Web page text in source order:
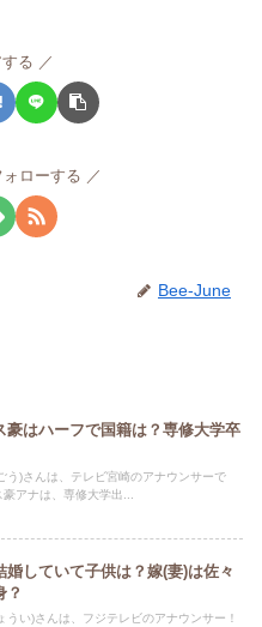
る
ローする
Bee-June
豪はハーフで国籍は？専修大学卒
う)さんは、テレビ宮崎のアナウンサーで
アナは、専修大学出...
婚していて子供は？嫁(妻)は佐々
？
うい)さんは、フジテレビのアナウンサー！